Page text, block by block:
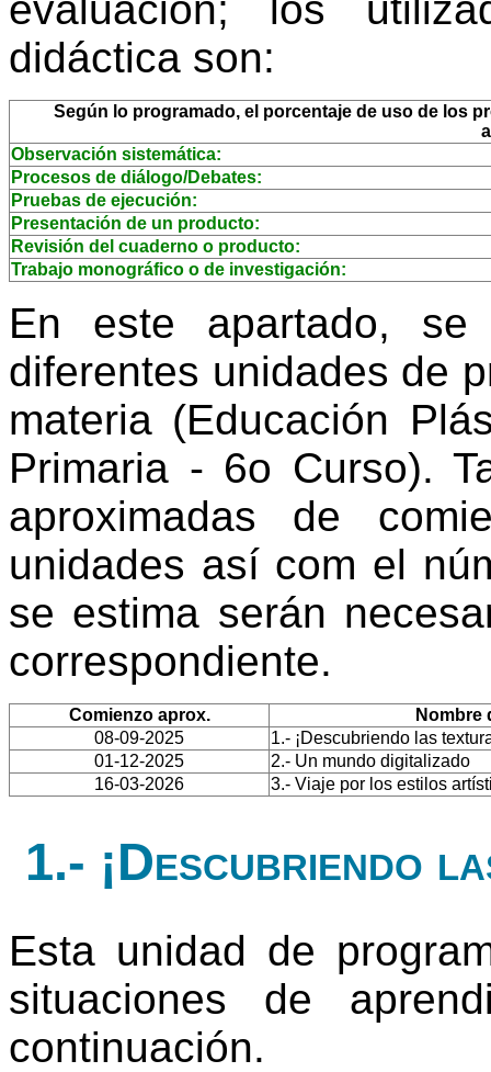
didáctica son:
Según lo programado, el porcentaje de uso de los
Observación sistemática:
Procesos de diálogo/Debates:
Pruebas de ejecución:
Presentación de un producto:
Revisión del cuaderno o producto:
Trabajo monográfico o de investigación:
En este apartado, se
diferentes unidades de
materia (Educación
Primaria - 6o Curso).
aproximadas de
unidades así com el
se estima serán
correspondiente.
Comienzo aprox.
Nombre
08-09-2025
1.- ¡Descubriendo las
01-12-2025
2.- Un mundo digitalizado
16-03-2026
3.- Viaje por los estilos
1.- ¡Descubriendo
Esta unidad de
situaciones de
continuación.